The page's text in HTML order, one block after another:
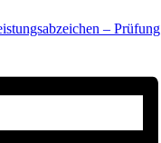
– Prüfung